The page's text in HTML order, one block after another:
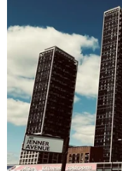
Biểu tượng Google
Ngày 29/7, toàn
Liên bang Nga,
ty công nghệ
(41.017 USD) vì